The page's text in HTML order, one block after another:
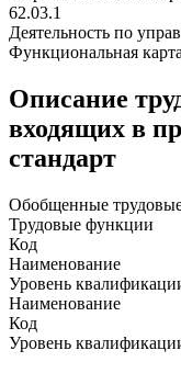
62.03.1
Деятельность по
Функциональная
Описание
входящих в
стандарт
Обобщенные
Трудовые функции
Код
Наименование
Уровень
Наименование
Код
Уровень